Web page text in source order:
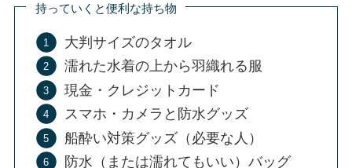
持っていくと便利な持ち物
大判サイズのタオル
濡れた水着の上から羽織れる服
現金・クレジットカード
スマホ・カメラと防水グッズ
船酔い対策グッズ（必要な人）
防水（または濡れてもいい）バッグ